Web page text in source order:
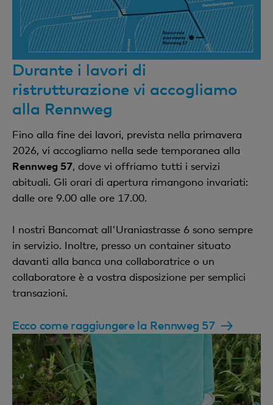
Durante i lavori di
ristrutturazione vi accogliamo
alla Rennweg
Fino alla fine dei lavori, prevista nella primavera
2026, vi accogliamo nella sede temporanea alla
Rennweg 57, dove vi offriamo tutti i servizi
abituali. Gli orari di apertura rimangono invariati:
dalle ore 9.00 alle ore 17.00.
I nostri Bancomat all'Uraniastrasse 6 sono sempre
in servizio. Inoltre, presso un container situato
davanti alla banca una collaboratrice o un
collaboratore è a vostra disposizione per semplici
transazioni.
Ecco come raggiungere la Rennweg 57